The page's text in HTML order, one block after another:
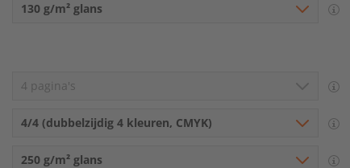
130 g/m² glans
4 pagina's
4/4 (dubbelzijdig 4 kleuren, CMYK)
250 g/m² glans